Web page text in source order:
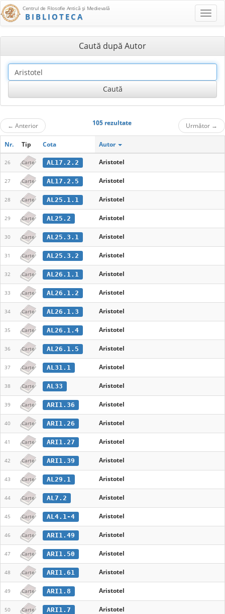
Centrul de Filosofie Antică şi Medievală
BIBLIOTECA
Caută după Autor
← Anterior 105 rezultate Următor →
Nr. Tip Cota Autor
26 Carte AL17.2.2 Aristotel
27 Carte AL17.2.5 Aristotel
28 Carte AL25.1.1 Aristotel
29 Carte AL25.2 Aristotel
30 Carte AL25.3.1 Aristotel
31 Carte AL25.3.2 Aristotel
32 Carte AL26.1.1 Aristotel
33 Carte AL26.1.2 Aristotel
34 Carte AL26.1.3 Aristotel
35 Carte AL26.1.4 Aristotel
36 Carte AL26.1.5 Aristotel
37 Carte AL31.1 Aristotel
38 Carte AL33 Aristotel
39 Carte ARI1.36 Aristotel
40 Carte ARI1.26 Aristotel
41 Carte ARI1.27 Aristotel
42 Carte ARI1.39 Aristotel
43 Carte AL29.1 Aristotel
44 Carte AL7.2 Aristotel
45 Carte AL4.1-4 Aristotel
46 Carte ARI1.49 Aristotel
47 Carte ARI1.50 Aristotel
48 Carte ARI1.61 Aristotel
49 Carte ARI1.8 Aristotel
50 Carte ARI1.7 Aristotel